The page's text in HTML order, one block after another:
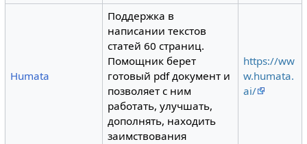
Humata
Поддержка в
написании текстов
статей 60 страниц.
Помощник берет
готовый pdf документ и
позволяет с ним
работать, улучшать,
дополнять, находить
заимствования
https://ww
w.humata.
ai/